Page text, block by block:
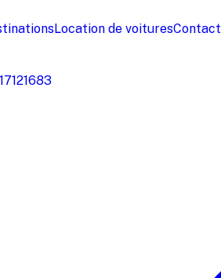
Location de voituresContact